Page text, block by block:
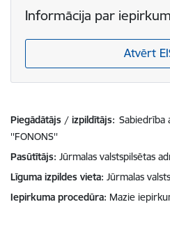
Informācija par
Atvērt
Piegādātājs / izpildītājs: Sabiedrība
''FONONS''
Pasūtītājs Jūrmalas valstspilsētas
Līguma izpildes vieta Jūrmalas
Iepirkuma procedūra Mazie